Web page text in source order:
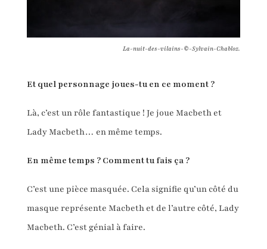
La-nuit-des-vilains-©-Sylvain-Chabloz.
Et quel personnage joues-tu en ce moment ?
Là, c’est un rôle fantastique ! Je joue Macbeth et
Lady Macbeth… en même temps.
En même temps ? Comment tu fais ça ?
C’est une pièce masquée. Cela signifie qu’un côté du
masque représente Macbeth et de l’autre côté, Lady
Macbeth. C’est génial à faire.